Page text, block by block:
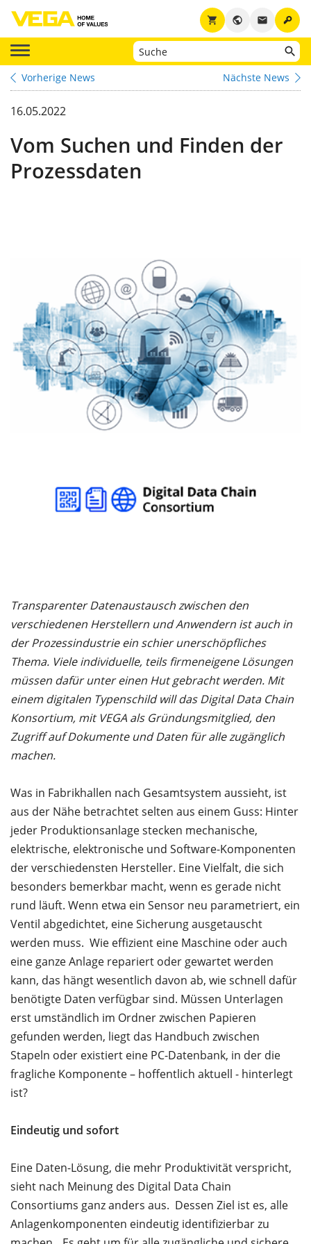
key
email
public
shopping_cart
Vorherige News Nächste News
16.05.2022
Vom Suchen und Finden der
Prozessdaten
Transparenter Datenaustausch zwischen den
verschiedenen Herstellern und Anwendern ist auch in
der Prozessindustrie ein schier unerschöpfliches
Thema. Viele individuelle, teils firmeneigene Lösungen
müssen dafür unter einen Hut gebracht werden. Mit
einem digitalen Typenschild will das Digital Data Chain
Konsortium, mit VEGA als Gründungsmitglied, den
Zugriff auf Dokumente und Daten für alle zugänglich
machen.
Was in Fabrikhallen nach Gesamtsystem aussieht, ist
aus der Nähe betrachtet selten aus einem Guss: Hinter
jeder Produktionsanlage stecken mechanische,
elektrische, elektronische und Software-Komponenten
der verschiedensten Hersteller. Eine Vielfalt, die sich
besonders bemerkbar macht, wenn es gerade nicht
rund läuft. Wenn etwa ein Sensor neu parametriert, ein
Ventil abgedichtet, eine Sicherung ausgetauscht
werden muss. Wie effizient eine Maschine oder auch
eine ganze Anlage repariert oder gewartet werden
kann, das hängt wesentlich davon ab, wie schnell dafür
benötigte Daten verfügbar sind. Müssen Unterlagen
erst umständlich im Ordner zwischen Papieren
gefunden werden, liegt das Handbuch zwischen
Stapeln oder existiert eine PC-Datenbank, in der die
fragliche Komponente – hoffentlich aktuell - hinterlegt
ist?
Eindeutig und sofort
Eine Daten-Lösung, die mehr Produktivität verspricht,
sieht nach Meinung des Digital Data Chain
Consortiums ganz anders aus. Dessen Ziel ist es, alle
Anlagenkomponenten eindeutig identifizierbar zu